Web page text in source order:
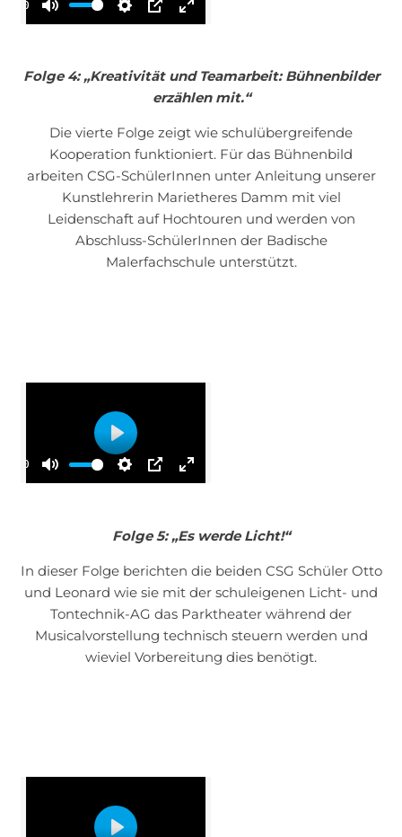
Mute Settings
PIP Enter
Folge 4: „Kreativität und Teamarbeit: Bühnenbilder
erzählen mit.“
Die vierte Folge zeigt wie schulübergreifende
Kooperation funktioniert. Für das Bühnenbild
arbeiten CSG-SchülerInnen unter Anleitung unserer
Kunstlehrerin Marietheres Damm mit viel
Leidenschaft auf Hochtouren und werden von
Abschluss-SchülerInnen der Badische
Malerfachschule unterstützt.
Mute Settings
PIP Enter
Play
Folge 5: „Es werde Licht!“
In dieser Folge berichten die beiden CSG Schüler Otto
und Leonard wie sie mit der schuleigenen Licht- und
Tontechnik-AG das Parktheater während der
Musicalvorstellung technisch steuern werden und
wieviel Vorbereitung dies benötigt.